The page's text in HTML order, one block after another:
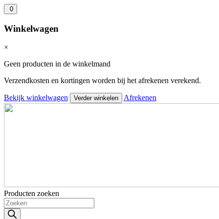
0
Winkelwagen
×
Geen producten in de winkelmand
Verzendkosten en kortingen worden bij het afrekenen verekend.
Bekijk winkelwagen Verder winkelen Afrekenen
Producten zoeken